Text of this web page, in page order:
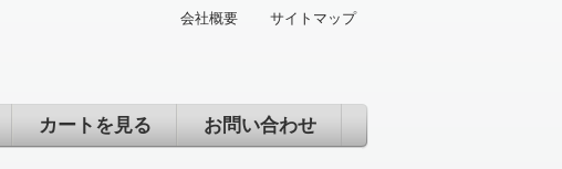
会社概要 サイトマップ
カートを見る お問い合わせ